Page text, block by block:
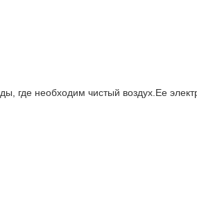
где необходим чистый воздух.Ее